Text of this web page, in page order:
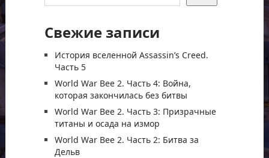
Свежие записи
История вселенной Assassin’s Creed.
Часть 5
World War Bee 2. Часть 4: Война,
которая закончилась без битвы
World War Bee 2. Часть 3: Призрачные
титаны и осада на измор
World War Bee 2. Часть 2: Битва за
Дельв